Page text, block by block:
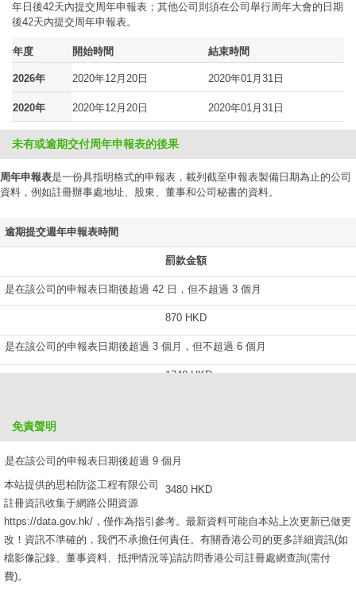
年日後42天內提交周年申報表；其他公司則須在公司舉行周年大會的日期
後42天內提交周年申報表。
年度 開始時間 結束時間
2026年 2020年12月20日 2020年01月31日
2020年 2020年12月20日 2020年01月31日
未有或逾期交付周年申報表的後果
周年申報表是一份具指明格式的申報表，載列截至申報表製備日期為止的公司
資料，例如註冊辦事處地址、股東、董事和公司秘書的資料。
逾期提交週年申報表時間
罰款金額
是在該公司的申報表日期後超過 42 日，但不超過 3 個月
870 HKD
是在該公司的申報表日期後超過 3 個月，但不超過 6 個月
1740 HKD
是在該公司的申報表日期後超過 9 個月
3480 HKD
免責聲明
本站提供的思柏防盜工程有限公司
註冊資訊收集于網路公開資源
https://data.gov.hk/，僅作為指引參考。最新資料可能自本站上次更新已做更
改！資訊不準確的，我們不承擔任何責任。有關香港公司的更多詳細資訊(如
檔影像記錄、董事資料、抵押情況等)請訪問香港公司註冊處網查詢(需付
費)。